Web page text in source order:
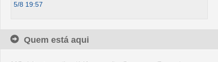
5/8 19:57
Quem está aqui